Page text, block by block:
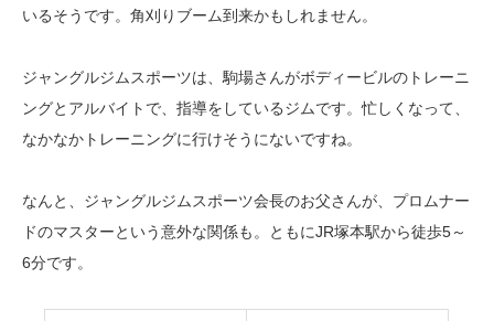
いるそうです。角刈りブーム到来かもしれません。
ジャングルジムスポーツは、駒場さんがボディービルのトレーニ
ングとアルバイトで、指導をしているジムです。忙しくなって、
なかなかトレーニングに行けそうにないですね。
なんと、ジャングルジムスポーツ会長のお父さんが、プロムナー
ドのマスターという意外な関係も。ともにJR塚本駅から徒歩5～
6分です。